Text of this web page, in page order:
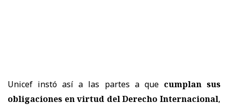
Unicef instó así a las partes a que cumplan sus
obligaciones en virtud del Derecho Internacional,